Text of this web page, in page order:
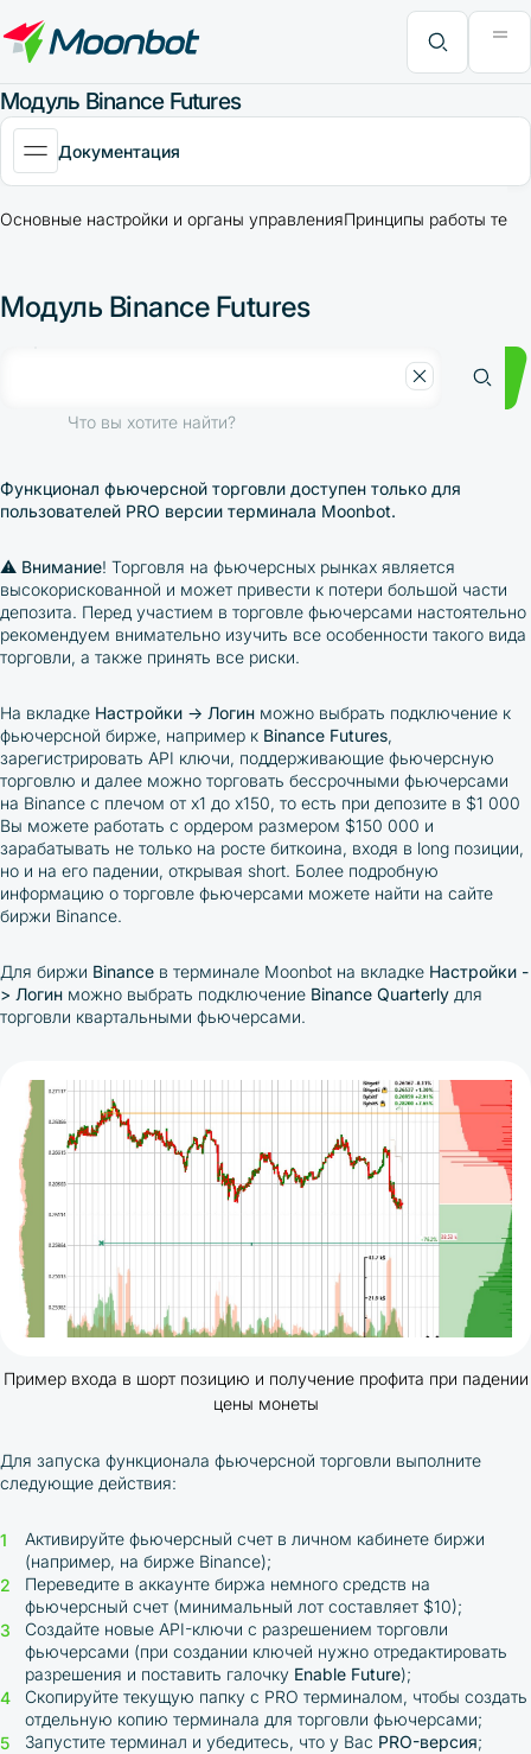
MoonBonus
Дополнительно
Книга
Модуль Binance Futures
Документация
Основные настройки и органы управленияПринципы работы
Модуль Binance Futures
Что вы хотите найти?
Функционал фьючерсной торговли доступен только для
пользователей PRO версии терминала Moonbot.
⚠️ Внимание! Торговля на фьючерсных рынках является
высокорискованной и может привести к потери большой части
депозита. Перед участием в торговле фьючерсами настоятельно
рекомендуем внимательно изучить все особенности такого вида
торговли, а также принять все риски.
На вкладке Настройки -> Логин можно выбрать подключение к
фьючерcной бирже, например к Binance Futures,
зарегистрировать API ключи, поддерживающие фьючерсную
торговлю и далее можно торговать бессрочными фьючерсами
на Binance с плечом от х1 до х150, то есть при депозите в $1 000
Вы можете работать с ордером размером $150 000 и
зарабатывать не только на росте биткоина, входя в long позиции,
но и на его падении, открывая short. Более подробную
информацию о торговле фьючерсами можете найти на сайте
биржи Binance.
Для биржи Binance в терминале Moonbot на вкладке Настройки -
> Логин можно выбрать подключение Binance Quarterly для
торговли квартальными фьючерсами.
Пример входа в шорт позицию и получение профита при падении
цены монеты
Для запуска функционала фьючерсной торговли выполните
следующие действия:
Активируйте фьючерсный счет в личном кабинете биржи
(например, на бирже Binance);
Переведите в аккаунте биржа немного средств на
фьючерсный счет (минимальный лот составляет $10);
Создайте новые API-ключи с разрешением торговли
фьючерсами (при создании ключей нужно отредактировать
разрешения и поставить галочку Enable Future);
Скопируйте текущую папку с PRO терминалом, чтобы создать
отдельную копию терминала для торговли фьючерсами;
Запустите терминал и убедитесь, что у Вас PRO-версия;